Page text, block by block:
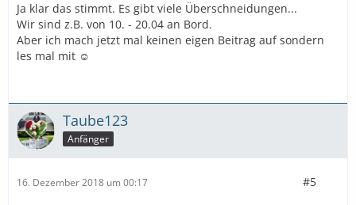
Ja klar das stimmt. Es gibt viele Überschneidungen...
Wir sind z.B. von 10. - 20.04 an Bord.
Aber ich mach jetzt mal keinen eigen Beitrag auf sondern
les mal mit ☺️
Taube123
Anfänger
16. Dezember 2018 um 00:17 #5